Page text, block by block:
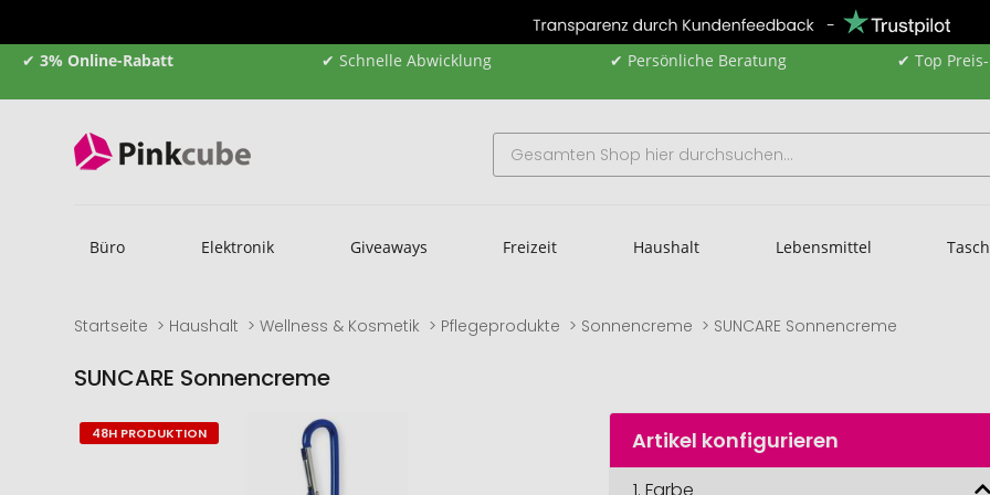
✔ 3% Online-Rabatt ✔ Schnelle Abwicklung ✔ Persönliche Beratung ✔ Top
Büro Elektronik Giveaways Freizeit Haushalt Lebensmittel
Startseite Haushalt Wellness & Kosmetik Pflegeprodukte Sonnencreme SUNCARE Sonnencreme
SUNCARE Sonnencreme
Zum
Ende
Zum
Anfang
48H PRODUKTION Artikel konfigurieren